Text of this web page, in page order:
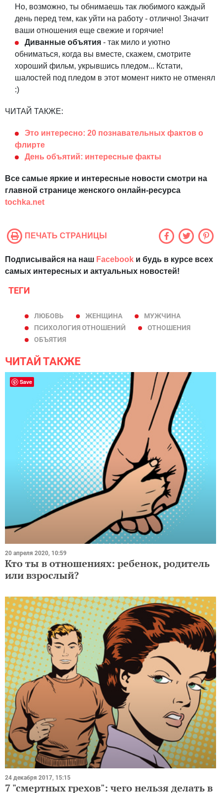
Но, возможно, ты обнимаешь так любимого каждый
день перед тем, как уйти на работу - отлично! Значит
ваши отношения еще свежие и горячие!
Диванные объятия - так мило и уютно
обниматься, когда вы вместе, скажем, смотрите
хороший фильм, укрывшись пледом... Кстати,
шалостей под пледом в этот момент никто не отменял
:)
ЧИТАЙ ТАКЖЕ:
Это интересно: 20 познавательных фактов о
флирте
День объятий: интересные факты
Все самые яркие и интересные новости смотри на
главной странице женского онлайн-ресурса
tochka.net
ПЕЧАТЬ СТРАНИЦЫ
Подписывайся на наш Facebook и будь в курсе всех
самых интересных и актуальных новостей!
ТЕГИ
ЛЮБОВЬ ЖЕНЩИНА
МУЖЧИНА
ПСИХОЛОГИЯ ОТНОШЕНИЙ
ОТНОШЕНИЯ
ОБЪЯТИЯ
ЧИТАЙ ТАКЖЕ
20 апреля 2020, 10:59
Кто ты в отношениях: ребенок, родитель
или взрослый?
24 декабря 2017, 15:15
7 "смертных грехов": чего нельзя делать в
Save